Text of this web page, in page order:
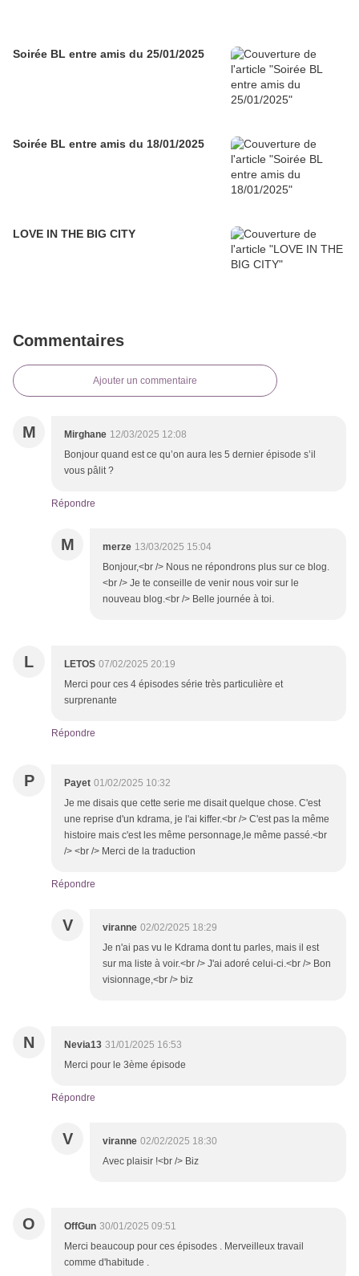
Soirée BL entre amis du 25/01/2025
Soirée BL entre amis du 18/01/2025
LOVE IN THE BIG CITY
Commentaires
Ajouter un commentaire
M Mirghane 12/03/2025 12:08
Bonjour quand est ce qu’on aura les 5 dernier épisode s’il
vous pâlit ?
Répondre
M merze 13/03/2025 15:04
Bonjour,<br /> Nous ne répondrons plus sur ce blog.
<br /> Je te conseille de venir nous voir sur le
nouveau blog.<br /> Belle journée à toi.
L LETOS 07/02/2025 20:19
Merci pour ces 4 épisodes série très particulière et
surprenante
Répondre
P Payet 01/02/2025 10:32
Je me disais que cette serie me disait quelque chose. C'est
une reprise d'un kdrama, je l'ai kiffer.<br /> C'est pas la même
histoire mais c'est les même personnage,le même passé.<br
/> <br /> Merci de la traduction
Répondre
V viranne 02/02/2025 18:29
Je n'ai pas vu le Kdrama dont tu parles, mais il est
sur ma liste à voir.<br /> J'ai adoré celui-ci.<br /> Bon
visionnage,<br /> biz
N Nevia13 31/01/2025 16:53
Merci pour le 3ème épisode
Répondre
V viranne 02/02/2025 18:30
Avec plaisir !<br /> Biz
O OffGun 30/01/2025 09:51
Merci beaucoup pour ces épisodes . Merveilleux travail
comme d'habitude .